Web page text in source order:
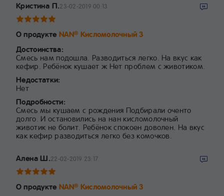
Кристина П.23-02-2019 00:13
О продукте NAN® Кисломолочный 3
Достоинства:
Смесь нам подошла. Разводиться легко. На вкус как
кефир. Ребёнок кушает ж Нет проблем с животиком.
Недостатки:
Нет
Подробности:
Смесь мы кушаем с рождения Подбирали оченто
долго. И остановились на нан кисломолочный
животик не болит. Ребёнок спокоен доволен. На вкус
как кефир разводиться легко без комочков.
Алена Ш.22-02-2019 23:17
О продукте NAN® Кисломолочный 3